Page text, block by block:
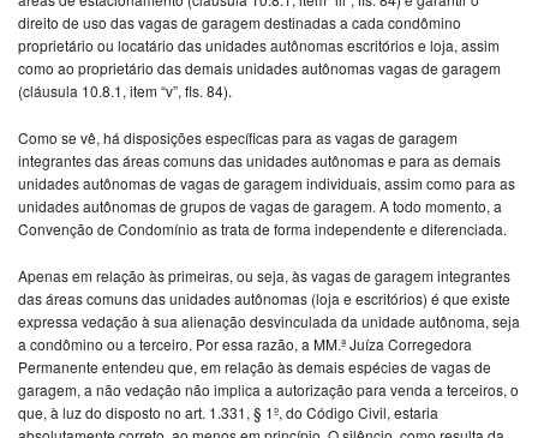
direito de uso das vagas de garagem destinadas a cada condômino
proprietário ou locatário das unidades autônomas escritórios e loja, assim
como ao proprietário das demais unidades autônomas vagas de garagem
(cláusula 10.8.1, item “v”, fls. 84).
Como se vê, há disposições específicas para as vagas de garagem
integrantes das áreas comuns das unidades autônomas e para as demais
unidades autônomas de vagas de garagem individuais, assim como para as
unidades autônomas de grupos de vagas de garagem. A todo momento, a
Convenção de Condomínio as trata de forma independente e diferenciada.
Apenas em relação às primeiras, ou seja, às vagas de garagem integrantes
das áreas comuns das unidades autônomas (loja e escritórios) é que existe
expressa vedação à sua alienação desvinculada da unidade autônoma, seja
a condômino ou a terceiro. Por essa razão, a MM.ª Juíza Corregedora
Permanente entendeu que, em relação às demais espécies de vagas de
garagem, a não vedação não implica a autorização para venda a terceiros, o
que, à luz do disposto no art. 1.331, § 1º, do Código Civil, estaria